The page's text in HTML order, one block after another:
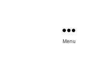
Menu